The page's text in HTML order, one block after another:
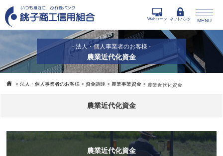
MENU
Webローン ネットバンク
- 法人・個人事業者のお客様 -
農業近代化資金
>法人・個人事業者のお客様 > 資金調達 > 農業事業資金 > 農業近代化資金
農業近代化資金
農業近代化資金